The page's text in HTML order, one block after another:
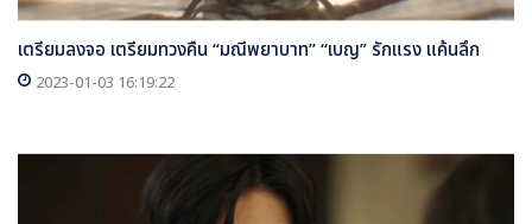
เตรียมลงจอ เตรียมทวงคืน “มณีพยาบาท” “เบญ” รักแรง แค้นลึก
2023-01-03 16:19:22